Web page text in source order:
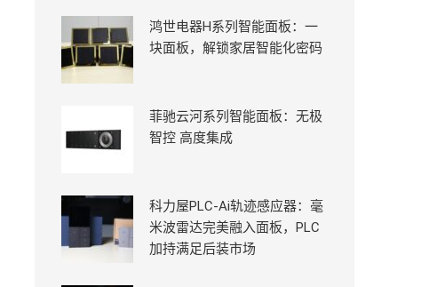
鸿世电器H系列智能面板：一
块面板，解锁家居智能化密码
菲驰云河系列智能面板：无极
智控 高度集成
科力屋PLC-Ai轨迹感应器：毫
米波雷达完美融入面板，PLC
加持满足后装市场